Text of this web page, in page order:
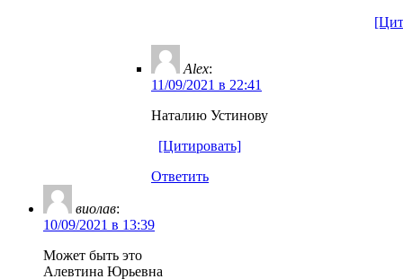
Alex:
11/09/2021 в 22:41
Наталию Устинову
[Цитировать]
Ответить
виолав:
10/09/2021 в 13:39
Может быть это
Алевтина Юрьевна